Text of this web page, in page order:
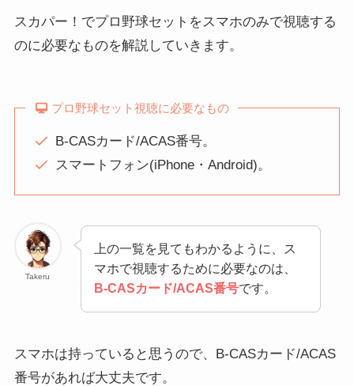
スカパー！でプロ野球セットをスマホのみで視聴する
のに必要なものを解説していきます。
プロ野球セット視聴に必要なもの
B-CASカード/ACAS番号。
スマートフォン(iPhone・Android)。
Takeru
上の一覧を見てもわかるように、ス
マホで視聴するために必要なのは、
B-CASカード/ACAS番号です。
スマホは持っていると思うので、B-CASカード/ACAS
番号があれば大丈夫です。